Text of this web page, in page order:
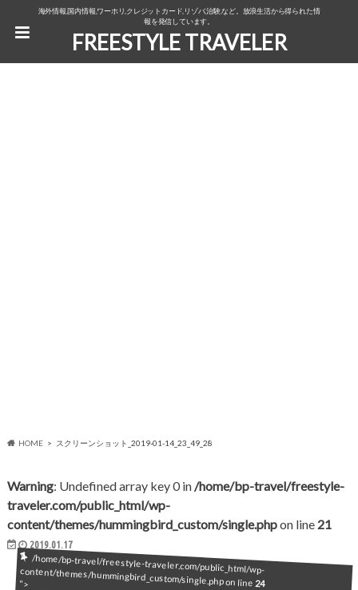
海外情報,国内情報,ワーホリ,クレジットカード,リゾバ,治験,など。放浪生活から得られた情
報を発信しています。
FREESTYLE TRAVELER
HOME スクリーンショット_2019-01-14_23_49_28
Warning: Undefined array key 0 in/home/bp-travel/freestyle-
traveler.com/public_html/wp-
content/themes/hummingbird_custom/single.phpon line 21
2019.01.17
/home/bp-travel/freestyle-traveler.com/public_html/wp-content/themes/hummingbird_custom/single.php on line24
">